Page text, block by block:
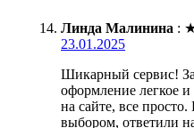
Линда Малинина :
23.01.2025
Шикарный сервис!
оформление легкое
на сайте, все
выбором, ответили